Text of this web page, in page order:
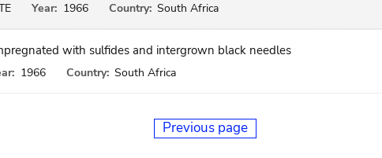
Year: 1966 Country: South Africa
with sulfides and intergrown black needles
1966 Country: South Africa
Previous page